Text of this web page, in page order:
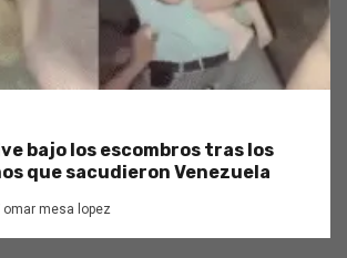
bajo los escombros tras los
que sacudieron Venezuela
omar mesa lopez